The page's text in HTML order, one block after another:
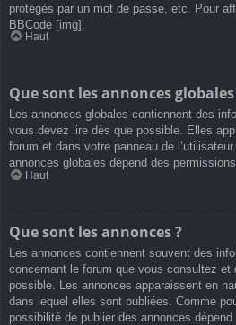
protégés par un mot de passe, etc. Pour
BBCode [img].
Haut
Que sont les annonces globales
Les annonces globales contiennent des
vous devez lire dès que possible. Elles
forum et dans votre panneau de
annonces globales dépend des
Haut
Que sont les annonces ?
Les annonces contiennent souvent des
concernant le forum que vous consultez et
possible. Les annonces apparaissent en
dans lequel elles sont publiées. Comme
possibilité de publier des annonces